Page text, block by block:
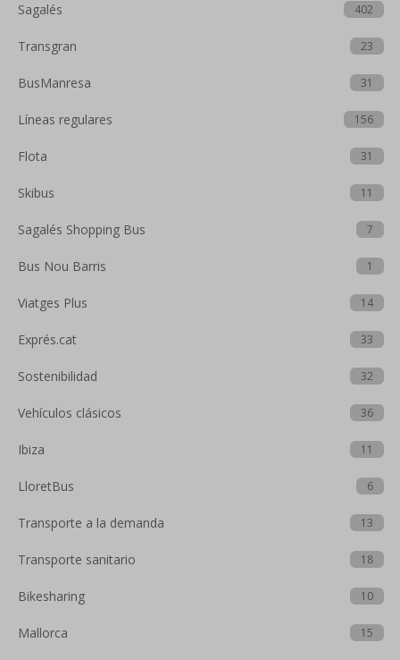
Sagalés 402
Transgran 23
BusManresa 31
Líneas regulares 156
Flota 31
Skibus 11
Sagalés Shopping Bus 7
Bus Nou Barris 1
Viatges Plus 14
Exprés.cat 33
Sostenibilidad 32
Vehículos clásicos 36
Ibiza 11
LloretBus 6
Transporte a la demanda 13
Transporte sanitario 18
Bikesharing 10
Mallorca 15